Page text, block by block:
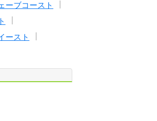
ーブコースト
ースト